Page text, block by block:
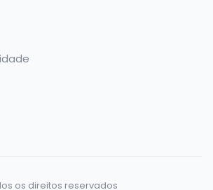
os direitos reservados